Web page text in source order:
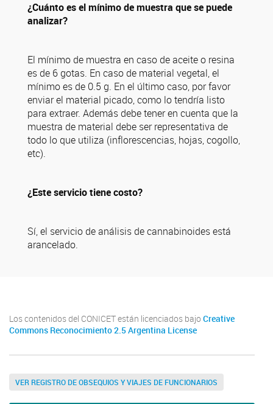
¿Cuánto es el mínimo de muestra que se puede
analizar?
El mínimo de muestra en caso de aceite o resina
es de 6 gotas. En caso de material vegetal, el
mínimo es de 0.5 g. En el último caso, por favor
enviar el material picado, como lo tendría listo
para extraer. Además debe tener en cuenta que la
muestra de material debe ser representativa de
todo lo que utiliza (inflorescencias, hojas, cogollo,
etc).
¿Este servicio tiene costo?
Sí, el servicio de análisis de cannabinoides está
arancelado.
Los contenidos del CONICET están licenciados bajo Creative
Commons Reconocimiento 2.5 Argentina License
VER REGISTRO DE OBSEQUIOS Y VIAJES DE FUNCIONARIOS